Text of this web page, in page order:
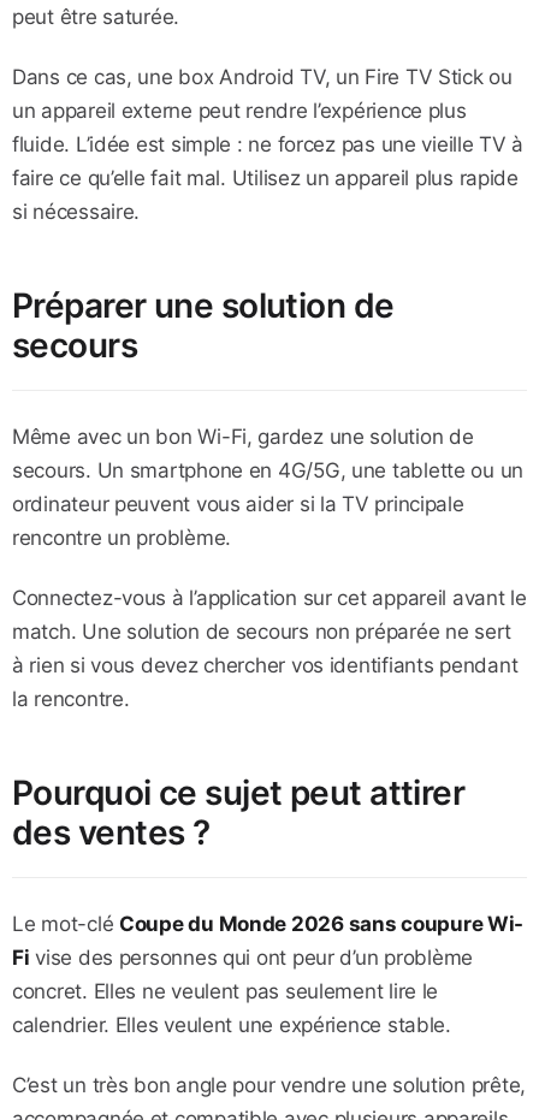
peut être saturée.
Dans ce cas, une box Android TV, un Fire TV Stick ou
un appareil externe peut rendre l’expérience plus
fluide. L’idée est simple : ne forcez pas une vieille TV à
faire ce qu’elle fait mal. Utilisez un appareil plus rapide
si nécessaire.
Préparer une solution de
secours
Même avec un bon Wi-Fi, gardez une solution de
secours. Un smartphone en 4G/5G, une tablette ou un
ordinateur peuvent vous aider si la TV principale
rencontre un problème.
Connectez-vous à l’application sur cet appareil avant le
match. Une solution de secours non préparée ne sert
à rien si vous devez chercher vos identifiants pendant
la rencontre.
Pourquoi ce sujet peut attirer
des ventes ?
Le mot-clé Coupe du Monde 2026 sans coupure Wi-
Fi vise des personnes qui ont peur d’un problème
concret. Elles ne veulent pas seulement lire le
calendrier. Elles veulent une expérience stable.
C’est un très bon angle pour vendre une solution prête,